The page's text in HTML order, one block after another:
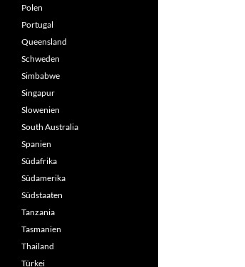
Polen
Portugal
Queensland
Schweden
Simbabwe
Singapur
Slowenien
South Australia
Spanien
Südafrika
Südamerika
Südstaaten
Tanzania
Tasmanien
Thailand
Türkei